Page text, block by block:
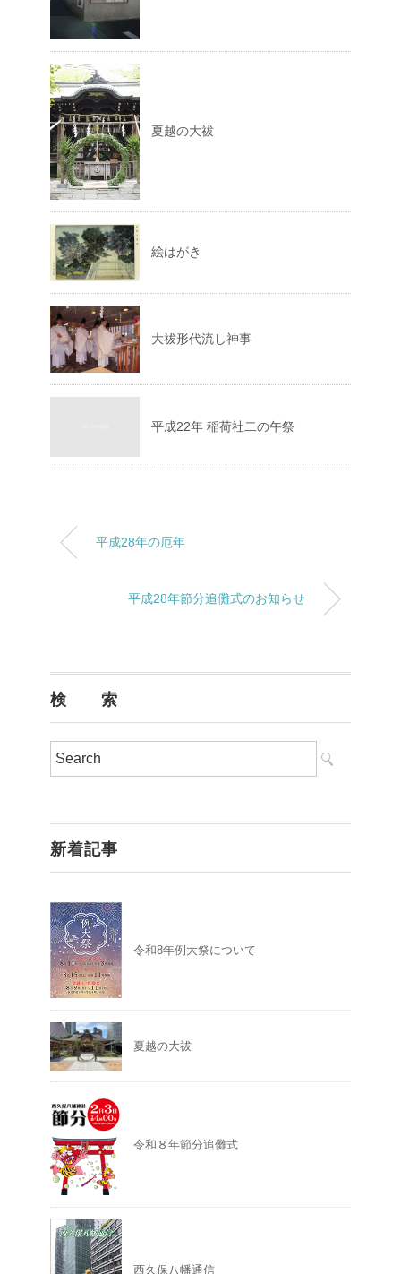
夏越の大祓
絵はがき
大祓形代流し神事
平成22年 稲荷社二の午祭
平成28年の厄年
平成28年節分追儺式のお知らせ
検 索
新着記事
令和8年例大祭について
夏越の大祓
令和８年節分追儺式
西久保八幡通信